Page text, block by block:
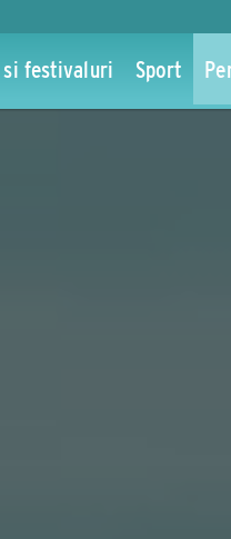
si festivaluri Sport